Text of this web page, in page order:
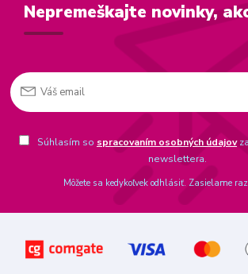
Nepremeškajte novinky,
Súhlasím so spracovaním osobných údajov
newslettera.
Môžete sa kedykoľvek odhlásiť. Zasielame